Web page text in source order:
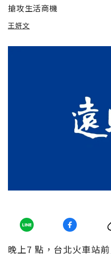
搶攻生活商機
王妍文
晚上7 點，台北火車站